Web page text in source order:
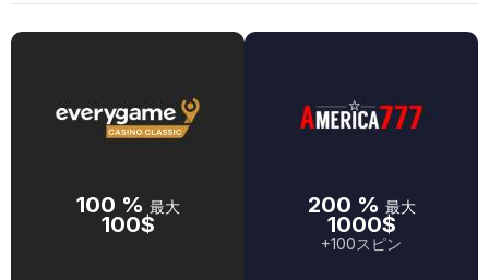
100 % 最大
100$
200 % 最大
1000$
+100スピン